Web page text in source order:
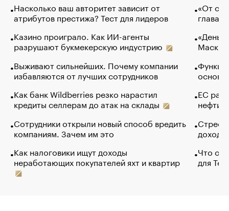
Насколько ваш авторитет зависит от
атрибутов престижа? Тест для лидеров
Казино проиграло. Как ИИ-агенты
разрушают букмекерскую индустрию
Выживают сильнейших. Почему компании
избавляются от лучших сотрудников
Как банк Wildberries резко нарастил
кредиты селлерам до атак на склады
Сотрудники открыли новый способ вредить
компаниям. Зачем им это
Как налоговики ищут доходы
неработающих покупателей яхт и квартир
«От
глава
Маск в
основ
ЕС
нефти
Что
для